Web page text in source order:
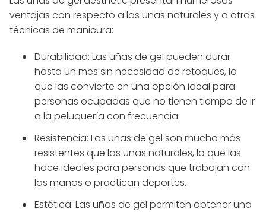
ventajas con respecto a las uñas naturales y a otras
técnicas de manicura:
Durabilidad: Las uñas de gel pueden durar
hasta un mes sin necesidad de retoques, lo
que las convierte en una opción ideal para
personas ocupadas que no tienen tiempo de ir
a la peluquería con frecuencia.
Resistencia: Las uñas de gel son mucho más
resistentes que las uñas naturales, lo que las
hace ideales para personas que trabajan con
las manos o practican deportes.
Estética: Las uñas de gel permiten obtener una